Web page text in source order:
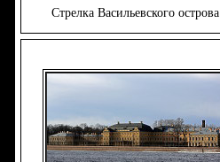
Стрелка Васильевского острова